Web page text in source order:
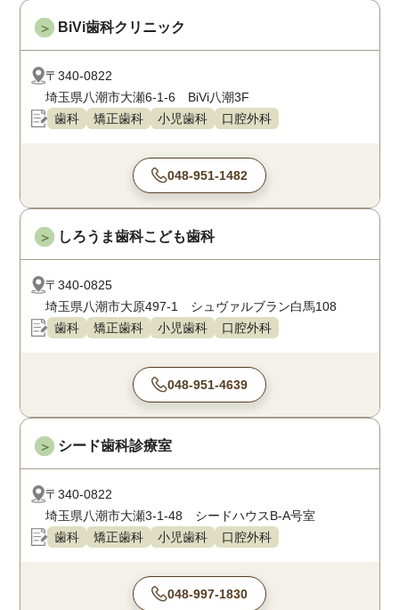
＞ BiVi歯科クリニック
〒340-0822
埼玉県八潮市大瀬6-1-6 BiVi八潮3F
歯科
矯正歯科 小児歯科 口腔外科
048-951-1482
＞ しろうま歯科こども歯科
〒340-0825
埼玉県八潮市大原497-1 シュヴァルブラン白馬108
歯科
矯正歯科 小児歯科 口腔外科
048-951-4639
＞ シード歯科診療室
〒340-0822
埼玉県八潮市大瀬3-1-48 シードハウスB-A号室
歯科
矯正歯科 小児歯科 口腔外科
048-997-1830